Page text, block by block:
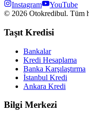
Instagram
YouTube
© 2026 Otokredibul. Tüm
Taşıt Kredisi
Bankalar
Kredi Hesaplama
Banka Karşılaştırma
İstanbul Kredi
Ankara Kredi
Bilgi Merkezi